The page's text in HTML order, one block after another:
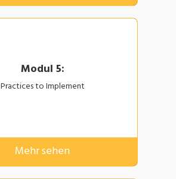
Modul 5:
Practices to Implement
Mehr sehen